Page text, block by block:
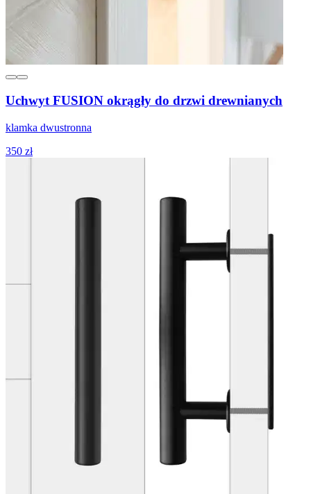
Uchwyt FUSION okrągły do drzwi drewnianych
klamka dwustronna
350 zł